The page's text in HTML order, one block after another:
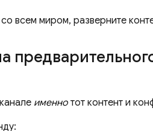
всем миром, разверните
именно тот контент и